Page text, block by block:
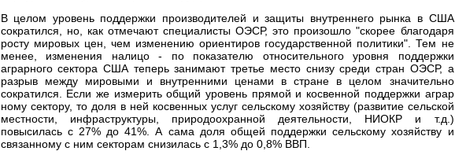
В целом уровень поддержки производителей и защиты внутреннего рынка в США
сократился, но, как отмечают специалисты ОЭСР, это произошло "скорее благодаря
росту мировых цен, чем изменению ориентиров государственной политики". Тем не
менее, изменения налицо - по показателю относительного уровня поддержки
аграрного сектора США теперь занимают третье место снизу среди стран ОЭСР, а
разрыв между мировыми и внутренними ценами в стране в целом значительно
сократился. Если же измерить общий уровень прямой и косвенной поддержки аграр
ному сектору, то доля в ней косвенных услуг сельскому хозяйству (развитие сельской
местности, инфраструктуры, природоохранной деятельности, НИОКР и т.д.)
повысилась с 27% до 41%. А сама доля общей поддержки сельскому хозяйству и
связанному с ним секторам снизилась с 1,3% до 0,8% ВВП.